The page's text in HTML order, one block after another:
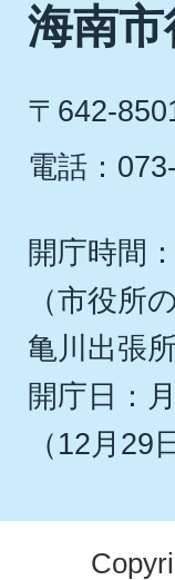
海南
〒642-
電話：
開庁時間
（市役所
亀川出張所
開庁日：
（12月